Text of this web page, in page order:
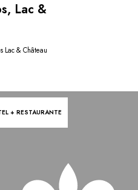
Lac &
Lac & Château
+ RESTAURANTE